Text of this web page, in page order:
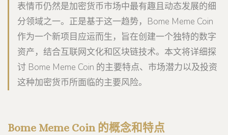
表情币仍然是加密货币市场中最有趣且动态发展的细
分领域之一。正是基于这一趋势，Bome Meme Coin
作为一个新项目应运而生，旨在创建一个独特的数字
资产，结合互联网文化和区块链技术。本文将详细探
讨 Bome Meme Coin 的主要特点、市场潜力以及投资
这种加密货币所面临的主要风险。
Bome Meme Coin 的概念和特点